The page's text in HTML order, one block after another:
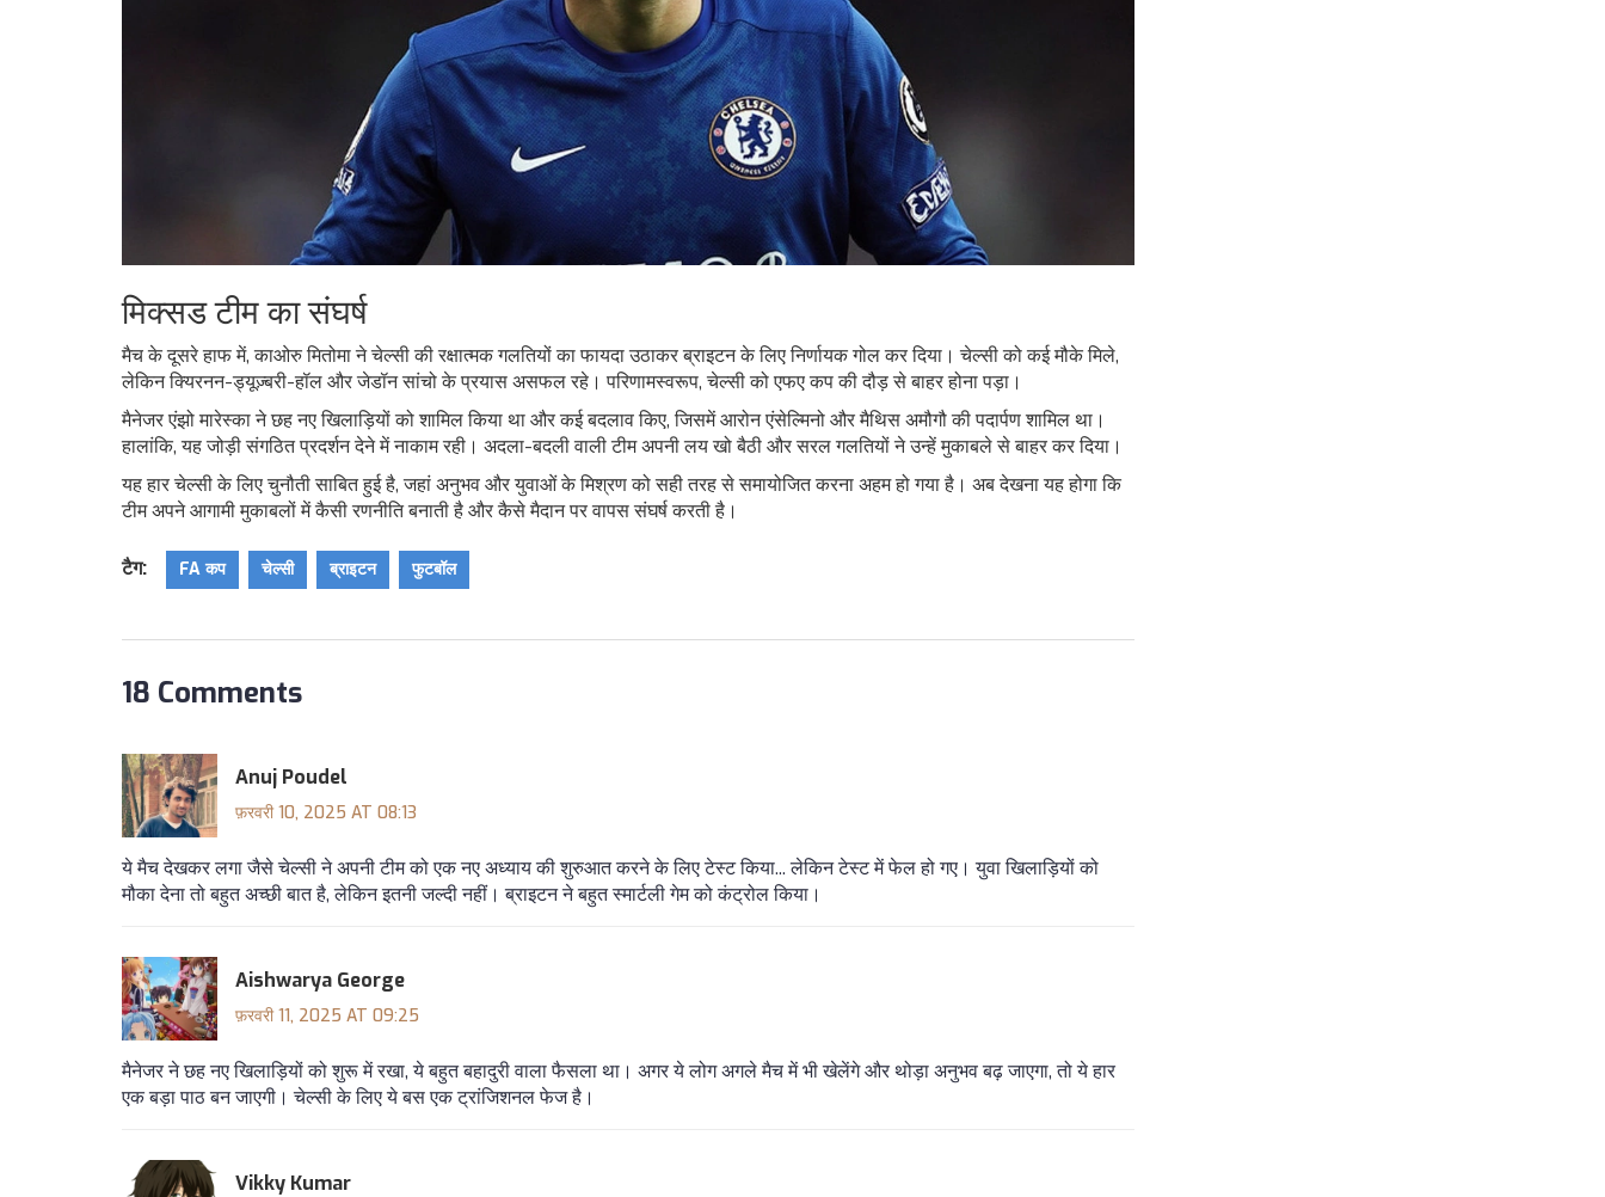
मिक्सड टीम का संघर्ष
मैच के दूसरे हाफ में, काओरु मितोमा ने चेल्सी की रक्षात्मक गलतियों का फायदा उठाकर ब्राइटन के लिए निर्णायक गोल कर दिया। चेल्सी को कई मौके मिले,
लेकिन क्यिरनन-ड्यूज़्बरी-हॉल और जेडॉन सांचो के प्रयास असफल रहे। परिणामस्वरूप, चेल्सी को एफए कप की दौड़ से बाहर होना पड़ा।
मैनेजर एंझो मारेस्का ने छह नए खिलाड़ियों को शामिल किया था और कई बदलाव किए, जिसमें आरोन एंसेल्मिनो और मैथिस अमौगौ की पदार्पण शामिल था।
हालांकि, यह जोड़ी संगठित प्रदर्शन देने में नाकाम रही। अदला-बदली वाली टीम अपनी लय खो बैठी और सरल गलतियों ने उन्हें मुकाबले से बाहर कर दिया।
यह हार चेल्सी के लिए चुनौती साबित हुई है, जहां अनुभव और युवाओं के मिश्रण को सही तरह से समायोजित करना अहम हो गया है। अब देखना यह होगा कि
टीम अपने आगामी मुकाबलों में कैसी रणनीति बनाती है और कैसे मैदान पर वापस संघर्ष करती है।
टैग: FA कप चेल्सी ब्राइटन फुटबॉल
18 Comments
Anuj Poudel
फ़रवरी 10, 2025 AT 08:13
ये मैच देखकर लगा जैसे चेल्सी ने अपनी टीम को एक नए अध्याय की शुरुआत करने के लिए टेस्ट किया... लेकिन टेस्ट में फेल हो गए। युवा खिलाड़ियों को
मौका देना तो बहुत अच्छी बात है, लेकिन इतनी जल्दी नहीं। ब्राइटन ने बहुत स्मार्टली गेम को कंट्रोल किया।
Aishwarya George
फ़रवरी 11, 2025 AT 09:25
मैनेजर ने छह नए खिलाड़ियों को शुरू में रखा, ये बहुत बहादुरी वाला फैसला था। अगर ये लोग अगले मैच में भी खेलेंगे और थोड़ा अनुभव बढ़ जाएगा, तो ये हार
एक बड़ा पाठ बन जाएगी। चेल्सी के लिए ये बस एक ट्रांजिशनल फेज है।
Vikky Kumar